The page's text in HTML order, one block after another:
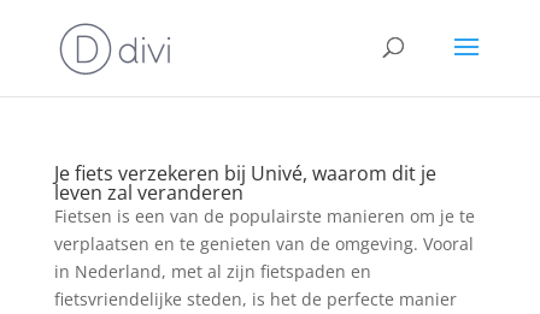
Je fiets verzekeren bij Univé, waarom dit je
leven zal veranderen
Fietsen is een van de populairste manieren om je te
verplaatsen en te genieten van de omgeving. Vooral
in Nederland, met al zijn fietspaden en
fietsvriendelijke steden, is het de perfecte manier